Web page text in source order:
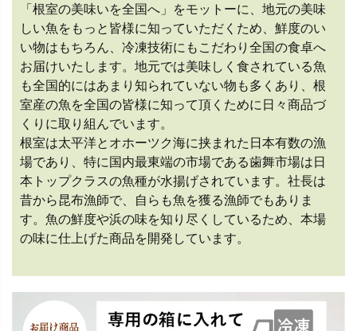
「根室の美味いを全国へ」をモットーに、地元の美味
しい魚をもっと皆様に知っていただくため、鮮度のい
い物はもちろん、冷凍技術にもこだわり全国の食卓へ
お届けいたします。地元では美味しく食されている魚
も全国的にはあまり知られていない物も多くあり、根
室産の魚を全国の皆様に知って頂くために日々商品づ
くりに取り組んでいます。
根室は太平洋とオホーツク海に挟まれた日本有数の漁
場であり、特に国内最東端の市場である歯舞市場は日
本トップクラスの魚種が水揚げされています。社長は
昔から昆布漁師で、自らも魚を獲る漁師でもありま
す。魚の鮮度や浜の味を知り尽くしているため、本場
の味に仕上げた商品を開発しています。